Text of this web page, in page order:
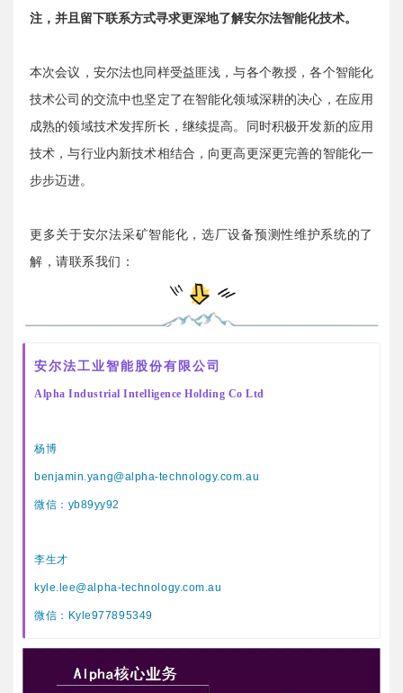
注，并且留下联系方式寻求更深地了解安尔法智能化技术。
本次会议，安尔法也同样受益匪浅，与各个教授，各个智能化
技术公司的交流中也坚定了在智能化领域深耕的决心，在应用
成熟的领域技术发挥所长，继续提高。同时积极开发新的应用
技术，与行业内新技术相结合，向更高更深更完善的智能化一
步步迈进。
更多关于安尔法采矿智能化，选厂设备预测性维护系统的了
解，请联系我们：
安尔法工业智能股份有限公司
Alpha Industrial Intelligence Holding Co Ltd
杨博
benjamin.yang@alpha-technology.com.au
微信：yb89yy92
李生才
kyle.lee@alpha-technology.com.au
微信：Kyle977895349